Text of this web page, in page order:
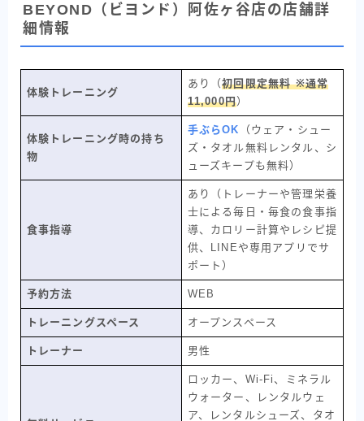
BEYOND（ビヨンド）阿佐ヶ谷店の店舗詳
細情報
体験トレーニング
あり（初回限定無料 ※通常
11,000円）
体験トレーニング時の持ち
物
手ぶらOK （ウェア・シュー
ズ・タオル無料レンタル、シ
ューズキープも無料）
食事指導
あり（トレーナーや管理栄養
士による毎日・毎食の食事指
導、カロリー計算やレシピ提
供、LINEや専用アプリでサ
ポート）
予約方法 WEB
トレーニングスペース オープンスペース
トレーナー 男性
ロッカー、Wi-Fi、ミネラル
ウォーター、レンタルウェ
ア、レンタルシューズ、タオ